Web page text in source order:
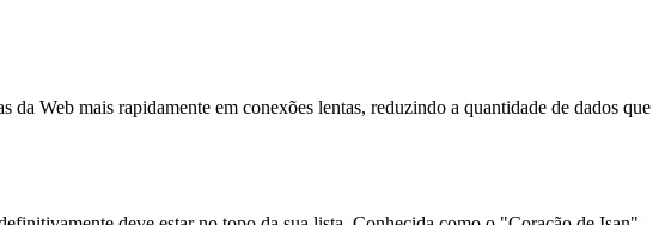
Web mais rapidamente em conexões lentas, reduzindo a quantidade de dados que